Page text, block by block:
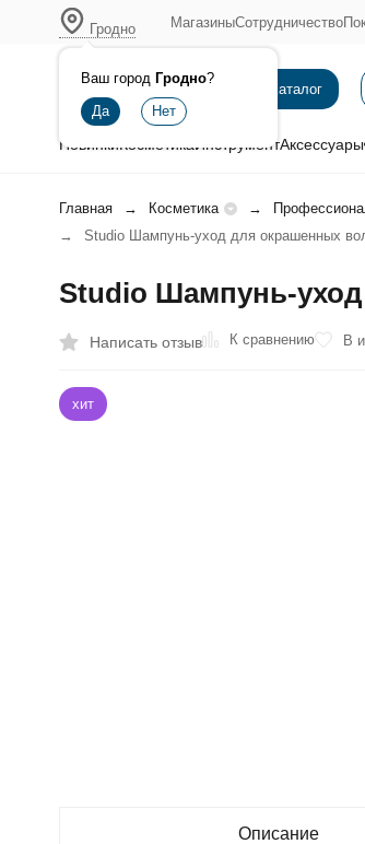
Гродно
Ваш город Гродно?
МагазиныСотрудничество
Каталог
НовинкиКосметикаИнструментАксессуары
Главная Косметика
Studio Шампунь-уход для окрашенных
Studio Шампунь-
Написать отзыв К сравнению В
хит
Описание